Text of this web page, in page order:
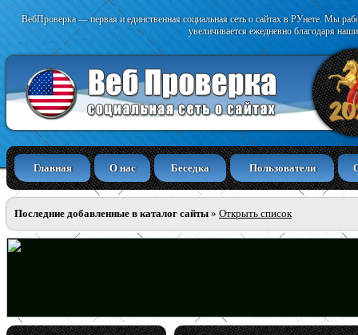
ВебПроверка — первая и единственная социальная сеть о сайтах в РУнете. Мы
увеличивается ежедневно благодаря
Главная О нас Беседка Пользователи
Последние добавленные в каталог сайты » Открыть список